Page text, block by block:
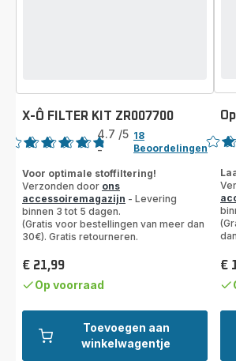
Toevoegen aan
winkelwagentje
X-Ô FILTER KIT ZR007700
Beoordeling
4.7 /5
-
18
Beoordelingen
Voor optimale stoffiltering!
Verzonden door ons
accessoiremagazijn - Levering
binnen 3 tot 5 dagen.
(Gratis voor bestellingen van meer dan
30€). Gratis retourneren.
Prijs
€ 21,99
Op voorraad
€